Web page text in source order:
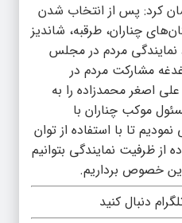
کرد: پس از انتخاب شدن
چناران، طرقبه، شاندیز
نمایندگی مردم در مجلس
مشارکت مردم در
اصغر محمدزاده را به
موکب چناران با
تا با استفاده از توان
از ظرفیت نمایندگی بتوانیم
خصوص برداریم.
دنبال کنید